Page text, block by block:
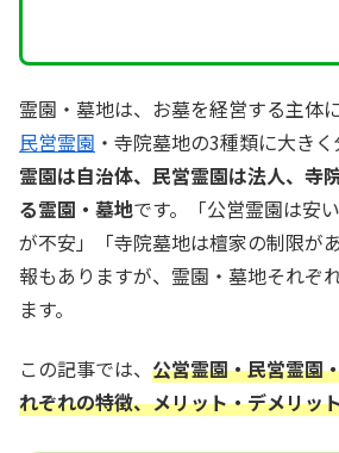
霊園・墓地は、お墓を経営する主体に
民営霊園 ・寺院墓地の3種類に大きく
霊園は自治体、民営霊園は法人、寺
る霊園・墓地です。「公営霊園は安
が不安」「寺院墓地は檀家の制限が
報もありますが、霊園・墓地それぞ
ます。
この記事では、 公営霊園・民営霊園
れぞれの特徴、メリット・デメリッ